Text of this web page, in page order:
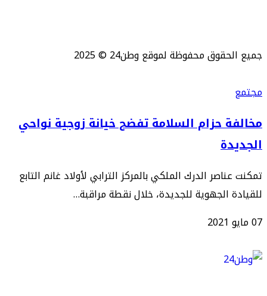
جميع الحقوق محفوظة لموقع وطن24 © 2025
مجتمع
مخالفة حزام السلامة تفضح خيانة زوجية نواحي
الجديدة
تمكنت عناصر الدرك الملكي بالمركز الترابي لأولاد غانم التابع
للقيادة الجهوية للجديدة، خلال نقطة مراقبة…
07 مايو 2021